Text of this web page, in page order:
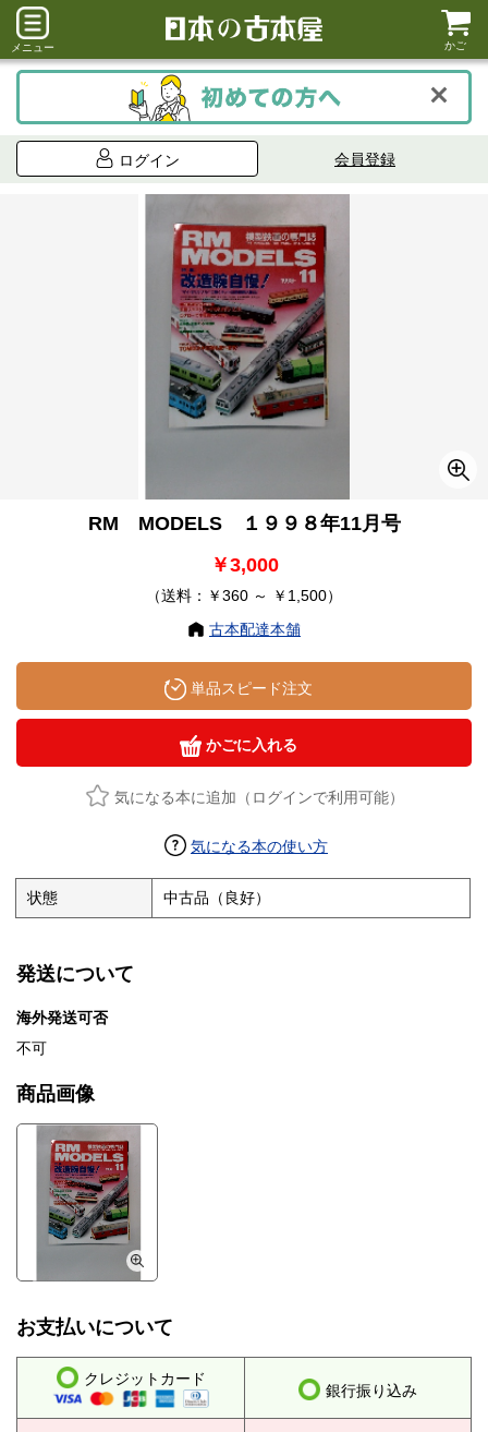
メニュー かご
ログイン 会員登録
RM MODELS １９９８年11月号
￥3,000
（送料：￥360 ～ ￥1,500）
古本配達本舗
単品スピード注文
かごに入れる
気になる本に追加（ログインで利用可能）
気になる本の使い方
状態 中古品（良好）
発送について
海外発送可否
不可
商品画像
お支払いについて
クレジットカード
銀行振り込み